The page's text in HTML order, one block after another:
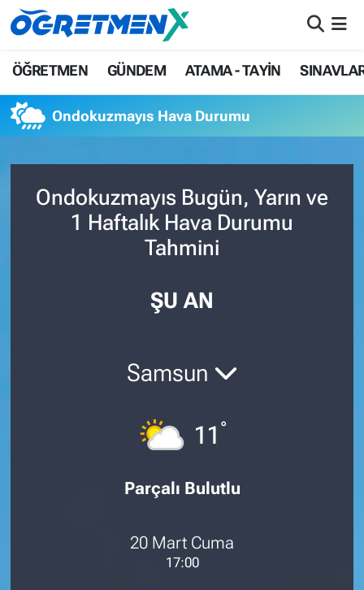
ÖĞRETMEN GÜNDEM ATAMA - TAYİN
Ondokuzmayıs Hava Durumu
Ondokuzmayıs Bugün, Yarın ve
1 Haftalık Hava Durumu
Tahmini
ŞU AN
Samsun
11 °
Parçalı Bulutlu
20 Mart Cuma
17:00
ÖĞRETMEN
SINAVLAR
HAYATIN İÇİNDEN
İstanbul Nöbetçi Eczaneler
İstanbul Trafik Yoğunluk Haritası
Süper Lig Puan Durumu ve Fikstür
Son Dakika Haberleri